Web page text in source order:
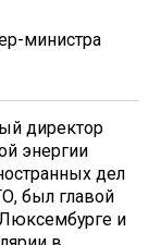
министра
директор
энергии
дел
был главой
и